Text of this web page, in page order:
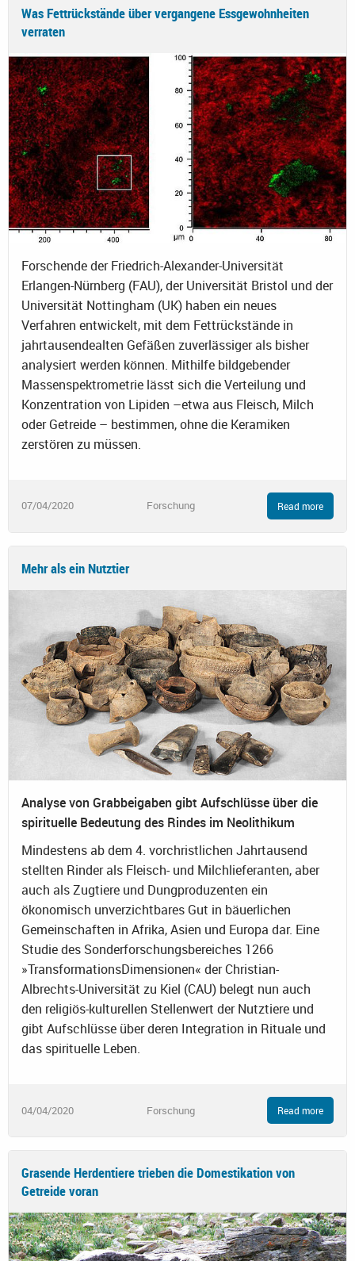
Was Fettrückstände über vergangene Essgewohnheiten
verraten
Forschende der Friedrich-Alexander-Universität
Erlangen-Nürnberg (FAU), der Universität Bristol und der
Universität Nottingham (UK) haben ein neues
Verfahren entwickelt, mit dem Fettrückstände in
jahrtausendealten Gefäßen zuverlässiger als bisher
analysiert werden können. Mithilfe bildgebender
Massenspektrometrie lässt sich die Verteilung und
Konzentration von Lipiden –etwa aus Fleisch, Milch
oder Getreide – bestimmen, ohne die Keramiken
zerstören zu müssen.
07/04/2020 Forschung Read more
Mehr als ein Nutztier
Analyse von Grabbeigaben gibt Aufschlüsse über die
spirituelle Bedeutung des Rindes im Neolithikum
Mindestens ab dem 4. vorchristlichen Jahrtausend
stellten Rinder als Fleisch- und Milchlieferanten, aber
auch als Zugtiere und Dungproduzenten ein
ökonomisch unverzichtbares Gut in bäuerlichen
Gemeinschaften in Afrika, Asien und Europa dar. Eine
Studie des Sonderforschungsbereiches 1266
»TransformationsDimensionen« der Christian-
Albrechts-Universität zu Kiel (CAU) belegt nun auch
den religiös-kulturellen Stellenwert der Nutztiere und
gibt Aufschlüsse über deren Integration in Rituale und
das spirituelle Leben.
04/04/2020 Forschung Read more
Grasende Herdentiere trieben die Domestikation von
Getreide voran